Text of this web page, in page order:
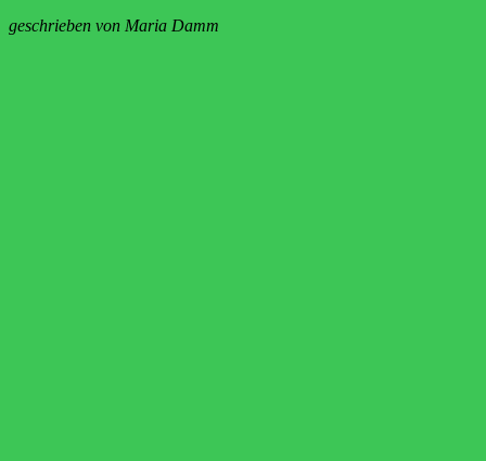
geschrieben von Maria Damm